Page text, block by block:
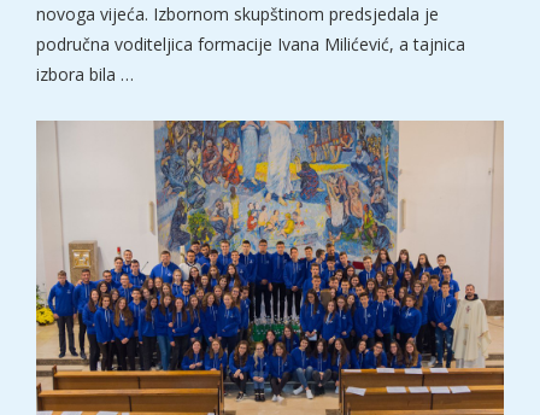
novoga vijeća. Izbornom skupštinom predsjedala je
područna voditeljica formacije Ivana Milićević, a tajnica
izbora bila …